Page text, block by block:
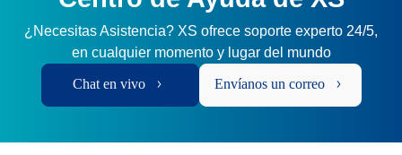
¿Necesitas Asistencia? XS ofrece soporte experto 24/5,
en cualquier momento y lugar del mundo
Chat en vivo Envíanos un correo